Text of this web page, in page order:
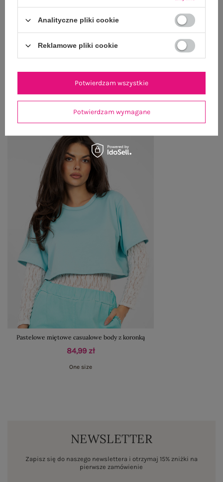
OPINIE O PRODUKCIE (0)
WYSYŁKA I DOSTAWA
ZWROTY I REKLAMACJE
OSTATNIO OGLĄDANE
Pastelowe miętowe casualowe body z koronką
84,99 zł
One size
NEWSLETTER
Zapisz się do naszego newslettera i otrzymaj 15% zniżki na
pierwsze zamówienie
Analityczne pliki cookie
Reklamowe pliki cookie
Potwierdzam wymagane
Potwierdzam wszystkie